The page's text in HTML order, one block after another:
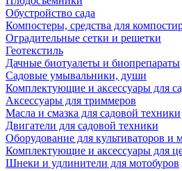
Обустройство сада
Компостеры, средства для
Оградительные сетки и решетки
Геотекстиль
Дачные биотуалеты и биопрепараты
Садовые умывальники, души
Комплектующие и аксессуары для
Аксессуары для триммеров
Масла и смазка для садовой техники
Двигатели для садовой техники
Оборудование для культиваторов и
Комплектующие и аксессуары для
Шнеки и удлинители для мотобуров